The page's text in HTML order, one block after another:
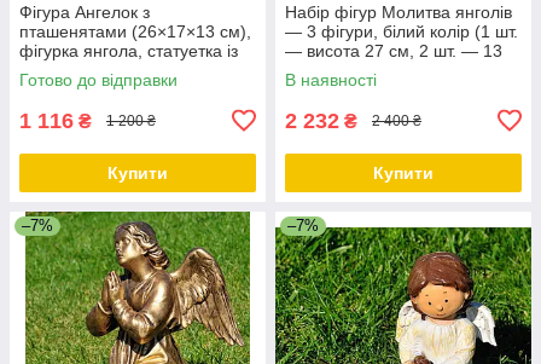
Фігура Ангелок з
пташенятами (26×17×13 см),
фігурка янгола, статуетка із
полістоуну
Готово до відправки
1 116 ₴ 1 200 ₴
Купити
Набір фігур Молитва янголів
— 3 фігури, білий колір (1 шт.
— висота 27 см, 2 шт. — 13
см), полістоун
В наявності
2 232 ₴ 2 400 ₴
Купити
–7% –7%